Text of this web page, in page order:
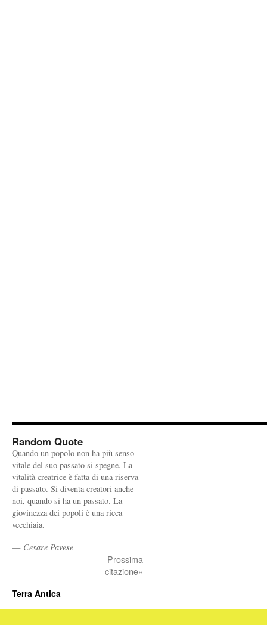
Random Quote
Quando un popolo non ha più senso
vitale del suo passato si spegne. La
vitalità creatrice è fatta di una riserva
di passato. Si diventa creatori anche
noi, quando si ha un passato. La
giovinezza dei popoli è una ricca
vecchiaia.
— Cesare Pavese
Prossima
citazione»
Terra Antica